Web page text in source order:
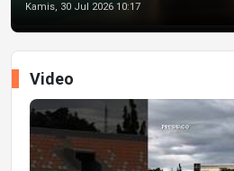
Kamis, 30 Jul 2026 10:17
Video